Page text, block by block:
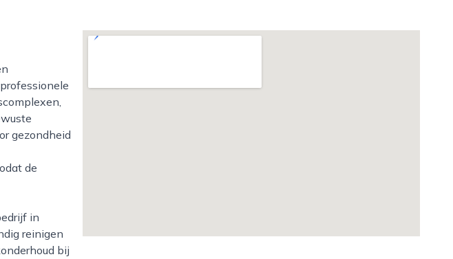
gezondheid
de
reinigen
bij